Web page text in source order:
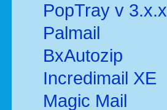
PopTray v 3.x.x
Palmail
BxAutozip
Incredimail XE
Magic Mail